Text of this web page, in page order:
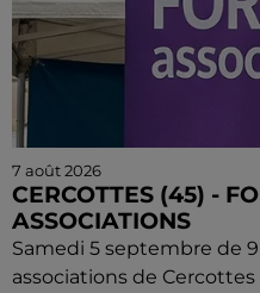
7 août 2026
CERCOTTES (45) -
ASSOCIATIONS
Samedi 5 septembre de
associations de